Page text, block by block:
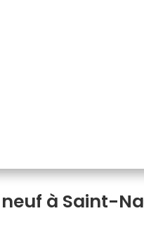
à Saint-